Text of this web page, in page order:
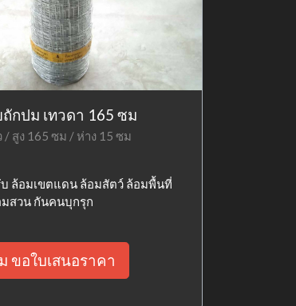
กปม เทวดา 165 ซม
/ สูง 165 ซม / ห่าง 15 ซม
บ ล้อมเขตแดน ล้อมสัตว์ ล้อมพื้นที่
สวน กันคนบุกรุก
ขอใบเสนอราคา